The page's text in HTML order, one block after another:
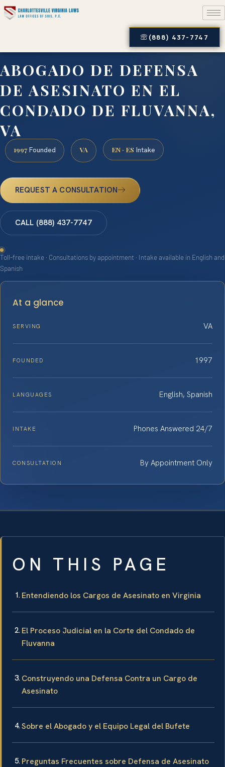
(888) 437-7747
ABOGADO DE DEFENSA
DE ASESINATO EN EL
CONDADO DE FLUVANNA,
VA
1997 Founded VA EN · ES Intake
REQUEST A CONSULTATION
CALL (888) 437-7747
Toll-free intake · Consultations by appointment · Intake available in English and
Spanish
At a glance
SERVING VA
FOUNDED 1997
LANGUAGES English, Spanish
INTAKE Phones Answered 24/7
CONSULTATION By Appointment Only
ON THIS PAGE
Entendiendo los Cargos de Asesinato en Virginia
El Proceso Judicial en la Corte del Condado de
Fluvanna
Construyendo una Defensa Contra un Cargo de
Asesinato
Sobre el Abogado y el Equipo Legal del Bufete
Preguntas Frecuentes sobre Defensa de Asesinato